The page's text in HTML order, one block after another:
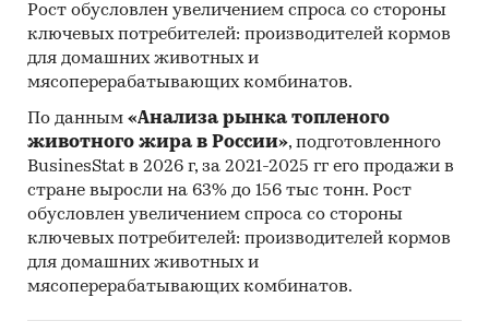
(отчетность открытых акционерных
обществ)
Интервью с отдельными экспертами
учреждений
Проведение интервью под легендой с
участниками рынка, занимающимися
производством и реализацией исследуемой
продукции в РФ и Мире
Прочие источники
Категории: Транспорт и логистика /
Рост обусловлен увеличением спроса со стороны
ключевых потребителей: производителей кормов
для домашних животных и
мясоперерабатывающих комбинатов.
По данным «Анализа рынка топленого
животного жира в России», подготовленного
BusinesStat в 2026 г, за 2021-2025 гг его продажи в
стране выросли на 63% до 156 тыс тонн. Рост
обусловлен увеличением спроса со стороны
ключевых потребителей: производителей кормов
для домашних животных и
мясоперерабатывающих комбинатов.